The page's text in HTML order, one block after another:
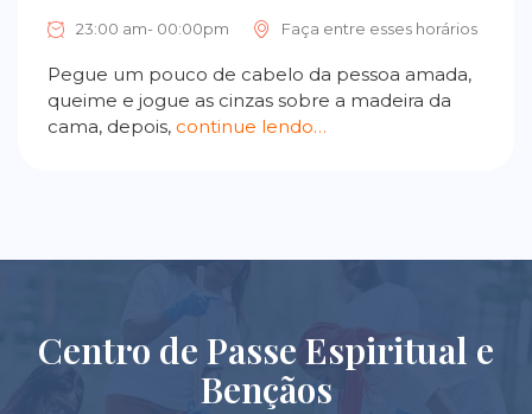
23:00 am- 00:00pm Faça entre esses horários
Pegue um pouco de cabelo da pessoa amada,
queime e jogue as cinzas sobre a madeira da
cama, depois, continue lendo…
Centro de Passe Espiritual e
Bençãos